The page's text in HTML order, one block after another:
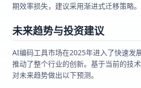
期效率损失，建议采用渐进式迁移策略。
未来趋势与投资建议
AI编码工具市场在2025年进入了快速发
推动了整个行业的创新。基于当前的技
对未来趋势做出以下预测。